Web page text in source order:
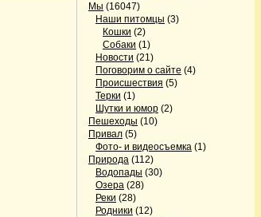
Мы (16047)
Наши питомцы (3)
Кошки (2)
Собаки (1)
Новости (21)
Поговорим о сайте (4)
Происшествия (5)
Терки (1)
Шутки и юмор (2)
Пешеходы (10)
Привал (5)
Фото- и видеосъемка (1)
Природа (112)
Водопады (30)
Озера (28)
Реки (28)
Родники (12)